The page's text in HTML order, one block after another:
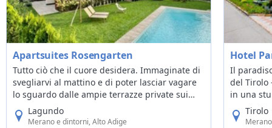
Apartsuites Rosengarten
Tutto ciò che il cuore desidera. Immaginate di
svegliarvi al mattino e di poter lasciar vagare
lo sguardo dalle ampie terrazze private sui
vicini vigneti e frutteti fino a Castel Tirolo e,
più in basso, sulla Valle dell’Adige.
Lagundo
Merano e dintorni, Alto Adige
Hotel
Il
del Tirolo
in una
termale
vigneti,
Tirolo